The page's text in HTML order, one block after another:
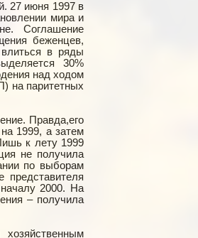
27 июня 1997 в
мира и
Соглашение
беженцев,
в ряды
30%
над ходом
на паритетных
Правда,его
1999, а затем
к лету 1999
не получила
по выборам
2000. На
– получила